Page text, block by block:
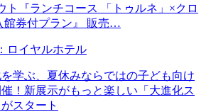
ト『ランチコース 「トゥルネ」×クロ
館券付プラン』 販売…
ロイヤルホテル
学ぶ、夏休みならではの子ども向け
！新展示がもっと楽しい「大進化ス
スタート